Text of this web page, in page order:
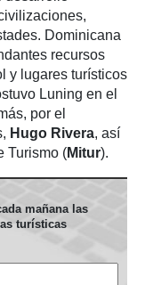
Dominicana
recursos
y lugares turísticos
Luning en el
por el
Hugo Rivera, así
Turismo (Mitur).
mañana las
turísticas